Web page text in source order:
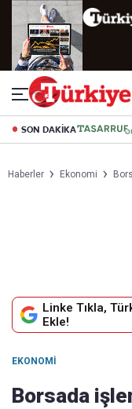
SON DAKİKA
Haberler Ekonomi
Linke Tıkla,
Ekle!
EKONOMI
Borsada